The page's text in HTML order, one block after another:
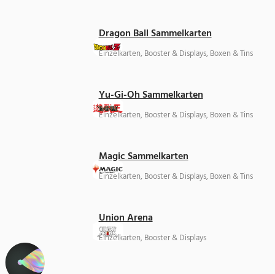
Dragon Ball Sammelkarten
Einzelkarten, Booster & Displays, Boxen & Tins
Yu-Gi-Oh Sammelkarten
Einzelkarten, Booster & Displays, Boxen & Tins
Magic Sammelkarten
Einzelkarten, Booster & Displays, Boxen & Tins
Union Arena
Einzelkarten, Booster & Displays